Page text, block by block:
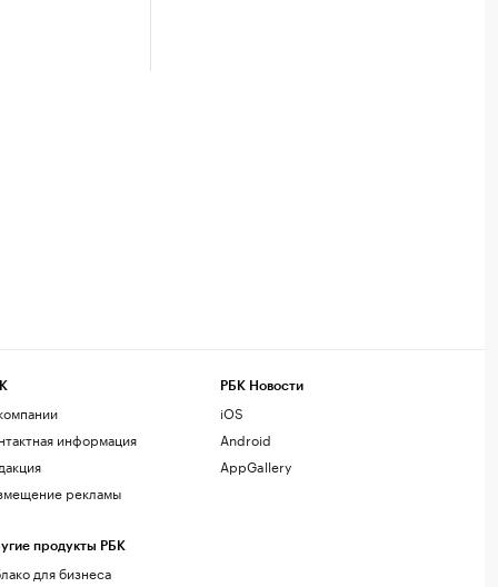
информация
рекламы
продукты РБК
для бизнеса
РБК Новости
iOS
Android
AppGallery